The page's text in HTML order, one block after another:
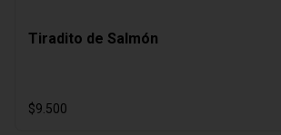
Tiradito de Salmón
$9.500